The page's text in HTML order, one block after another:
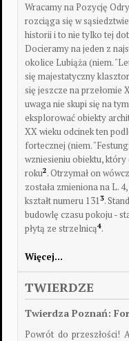
Wracamy na Pozycję
rozciąga się w
historii i to nie tylko tej
Docieramy na jeden z
okolice Lubiąża (niem.
się majestatyczny
się jeszcze na przełomie
uwaga nie skupi się na
eksplorować obiekty
XX wieku odcinek ten
fortecznej (niem.
wzniesieniu obiektu,
roku2. Otrzymał on
została zmieniona na L.
kształt numeru 1313.
budowlę czasu pokoju -
płytą ze strzelnicą4.
Więcej…
TWIERDZE
Twierdza Poznań:
Powrót do przeszłości!